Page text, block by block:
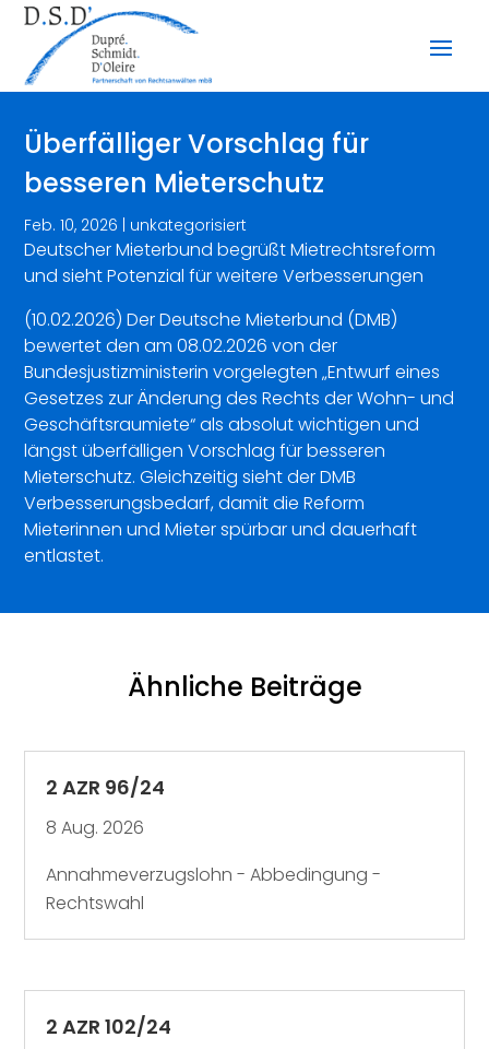
Überfälliger Vorschlag für
besseren Mieterschutz
Feb. 10, 2026 | unkategorisiert
Deutscher Mieterbund begrüßt Mietrechtsreform
und sieht Potenzial für weitere Verbesserungen
(10.02.2026) Der Deutsche Mieterbund (DMB)
bewertet den am 08.02.2026 von der
Bundesjustizministerin vorgelegten „Entwurf eines
Gesetzes zur Änderung des Rechts der Wohn- und
Geschäftsraumiete“ als absolut wichtigen und
längst überfälligen Vorschlag für besseren
Mieterschutz. Gleichzeitig sieht der DMB
Verbesserungsbedarf, damit die Reform
Mieterinnen und Mieter spürbar und dauerhaft
entlastet.
Ähnliche Beiträge
2 AZR 96/24
8 Aug. 2026
Annahmeverzugslohn - Abbedingung -
Rechtswahl
2 AZR 102/24